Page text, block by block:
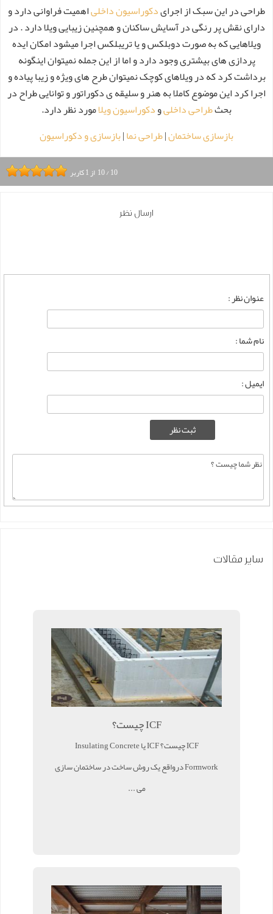
طراحی در این سبک از اجرایدکوراسیون داخلیاهمیت فراوانی دارد و
دارای نقش پر رنگی در آسایش ساکنان و همچنین زیبایی ویلا دارد . در
ویلاهایی که به صورت دوبلکس و یا تریبلکس اجرا میشود امکان ایده
پردازی های بیشتری وجود دارد و اما از این جمله نمیتوان اینگونه
برداشت کرد که در ویلاهای کوچک نمیتوان طرح های ویژه و زیبا پیاده و
اجرا کرد این موضوع کاملا به هنر و سلیقه ی دکوراتور و توانایی طراح در
بحثطراحی داخلیودکوراسیون ویلامورد نظر دارد.
بازسازی ساختمان|طراحی نما|بازسازی و دکوراسیون
10/10 از1کاربر
ارسال نظر
عنوان نظر :
نام شما :
ایمیل :
سایر مقالات
ICF چیست؟
ICF چیست؟ ICF یا Insulating Concrete
Formwork درواقع یک روش ساخت در ساختمان سازی
می ...